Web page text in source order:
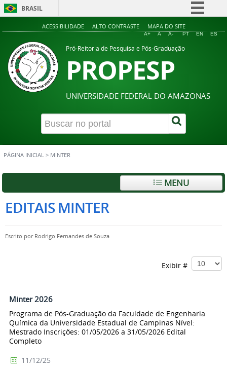
BRASIL
Simplifique!
Acesso à informação
ACESSIBILIDADE ALTO CONTRASTE MAPA DO SITE
A+ A A- PT EN ES
Pró-Reitoria de Pesquisa e Pós-Graduação
PROPESP
UNIVERSIDADE FEDERAL DO AMAZONAS
PÁGINA INICIAL > MINTER
MENU
EDITAIS MINTER
Escrito por Rodrigo Fernandes de Souza
Exibir #
Minter 2026
Programa de Pós-Graduação da Faculdade de Engenharia
Química da Universidade Estadual de Campinas Nível:
Mestrado Inscrições: 01/05/2026 a 31/05/2026 Edital
Completo
11/12/25